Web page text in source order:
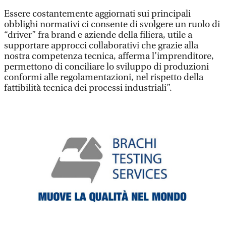
Essere costantemente aggiornati sui principali
obblighi normativi ci consente di svolgere un ruolo di
“driver” fra brand e aziende della filiera, utile a
supportare approcci collaborativi che grazie alla
nostra competenza tecnica, afferma l’imprenditore,
permettono di conciliare lo sviluppo di produzioni
conformi alle regolamentazioni, nel rispetto della
fattibilità tecnica dei processi industriali”.